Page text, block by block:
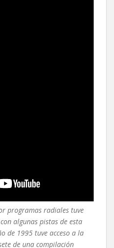
programas radiales tuve
algunas pistas de esta
de 1995 tuve acceso a la
de una compilación